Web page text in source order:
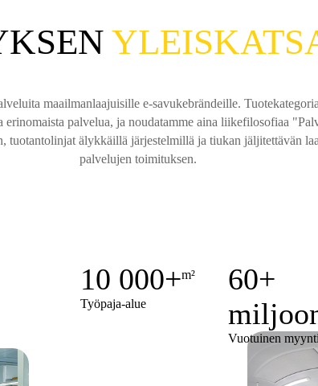
maailmanlaajuisille e-savukebrändeille.
palvelua, ja noudatamme aina liikefilosofiaa
tuotantolinjat älykkäillä järjestelmillä ja tiukan jäljitettävän
palvelujen toimituksen.
10 000+m²
Työpaja-alue
60+
Vuotuinen